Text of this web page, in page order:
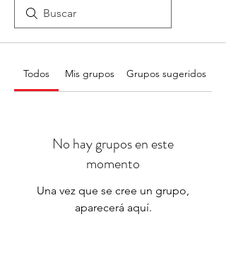
Todos Mis grupos Grupos sugeridos
No hay grupos en este
momento
Una vez que se cree un grupo,
aparecerá aquí.